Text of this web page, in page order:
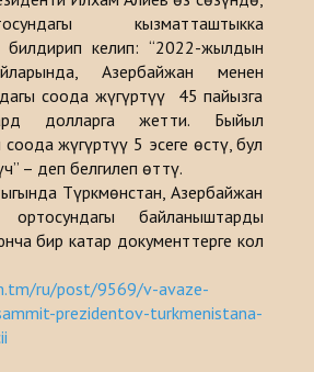
кызматташтыкка
билдирип келип: “2022-жылдын
Азербайжан менен
соода жүгүртүү 45 пайызга
долларга жетти. Быйыл
жүгүртүү 5 эсеге өстү, бул
– деп белгилеп өттү.
Түркмөнстан, Азербайжан
байланыштарды
бир катар документтерге кол
ru/post/9569/v-avaze-
prezidentov-turkmenistana-